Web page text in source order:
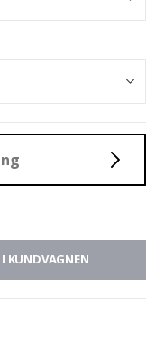
KUNDVAGNEN